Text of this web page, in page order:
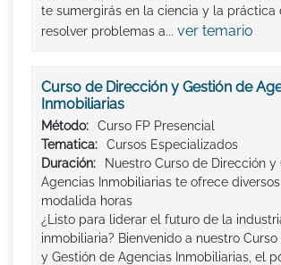
te sumergirás en la ciencia y la práctica
resolver problemas a... ver temario
Curso de Dirección y Gestión de
Inmobiliarias
Método:
Curso FP Presencial
Tematica:
Cursos Especializados
Duración:
Nuestro Curso de Dirección y
Agencias Inmobiliarias te ofrece
modalida horas
¿Listo para liderar el futuro de la
inmobiliaria? Bienvenido a nuestro
y Gestión de Agencias Inmobiliarias, el